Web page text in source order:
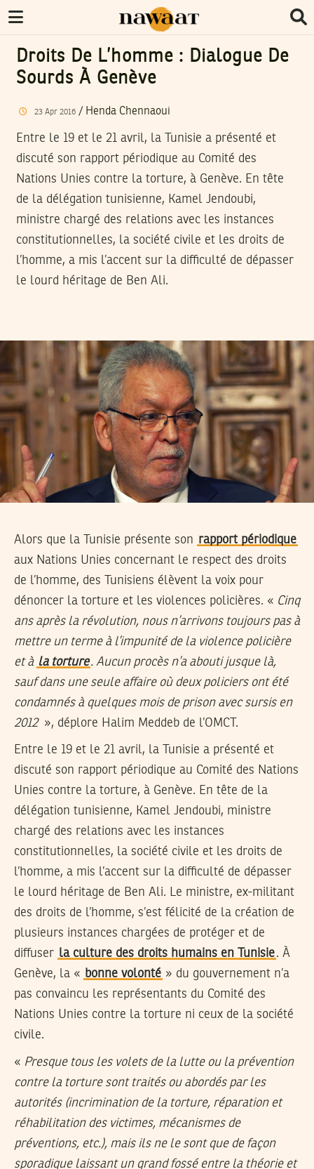
Droits De L’homme : Dialogue De
Sourds À Genève
23 Apr 2016/ Henda Chennaoui
Entre le 19 et le 21 avril, la Tunisie a présenté et
discuté son rapport périodique au Comité des
Nations Unies contre la torture, à Genève. En tête
de la délégation tunisienne, Kamel Jendoubi,
ministre chargé des relations avec les instances
constitutionnelles, la société civile et les droits de
l’homme, a mis l’accent sur la difficulté de dépasser
le lourd héritage de Ben Ali.
Alors que la Tunisie présente son rapport périodique
aux Nations Unies concernant le respect des droits
de l’homme, des Tunisiens élèvent la voix pour
dénoncer la torture et les violences policières. « Cinq
ans après la révolution, nous n’arrivons toujours pas à
mettre un terme à l’impunité de la violence policière
et à la torture. Aucun procès n’a abouti jusque là,
sauf dans une seule affaire où deux policiers ont été
condamnés à quelques mois de prison avec sursis en
2012», déplore Halim Meddeb de l’OMCT.
Entre le 19 et le 21 avril, la Tunisie a présenté et
discuté son rapport périodique au Comité des Nations
Unies contre la torture, à Genève. En tête de la
délégation tunisienne, Kamel Jendoubi, ministre
chargé des relations avec les instances
constitutionnelles, la société civile et les droits de
l’homme, a mis l’accent sur la difficulté de dépasser
le lourd héritage de Ben Ali. Le ministre, ex-militant
des droits de l’homme, s’est félicité de la création de
plusieurs instances chargées de protéger et de
diffuser la culture des droits humains en Tunisie. À
Genève, la « bonne volonté » du gouvernement n’a
pas convaincu les représentants du Comité des
Nations Unies contre la torture ni ceux de la société
civile.
« Presque tous les volets de la lutte ou la prévention
contre la torture sont traités ou abordés par les
autorités (incrimination de la torture, réparation et
réhabilitation des victimes, mécanismes de
préventions, etc.), mais ils ne le sont que de façon
sporadique laissant un grand fossé entre la théorie et